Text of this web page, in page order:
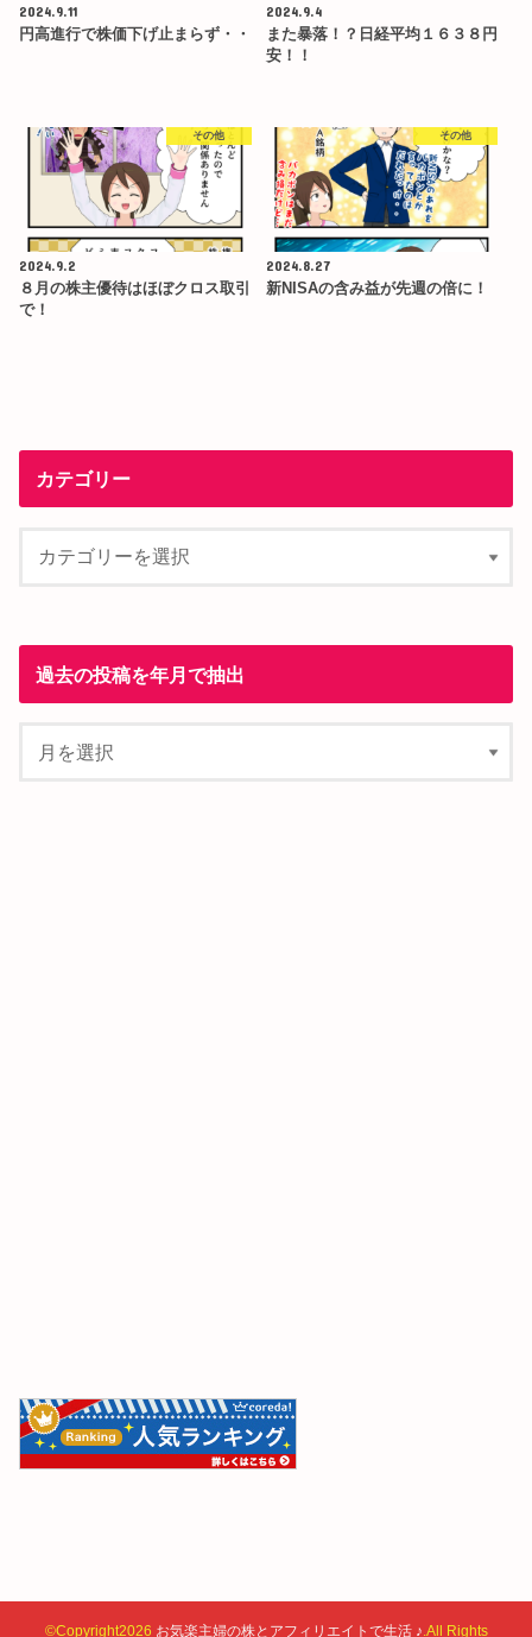
2024.9.11
円高進行で株価下げ止まらず・・
2024.9.4
また暴落！？日経平均１６３８円
安！！
その他
2024.9.2
８月の株主優待はほぼクロス取引
で！
その他
2024.8.27
新NISAの含み益が先週の倍に！
カテゴリー
過去の投稿を年月で抽出
©Copyright2026 お気楽主婦の株とアフィリエイトで生活 ♪ .All Rights